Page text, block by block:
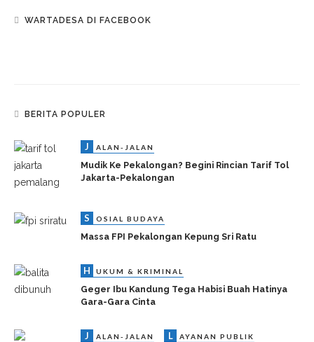
WARTADESA DI FACEBOOK
BERITA POPULER
J ALAN-JALAN
Mudik Ke Pekalongan? Begini Rincian Tarif Tol
Jakarta-Pekalongan
S OSIAL BUDAYA
Massa FPI Pekalongan Kepung Sri Ratu
H UKUM & KRIMINAL
Geger Ibu Kandung Tega Habisi Buah Hatinya
Gara-Gara Cinta
J ALAN-JALAN L AYANAN PUBLIK